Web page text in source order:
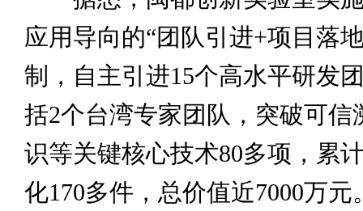
应用导向的“团队引进+项目落
制，自主引进15个高水平研发
括2个台湾专家团队，突破可信
识等关键核心技术80多项，累
化170多件，总价值近7000万元